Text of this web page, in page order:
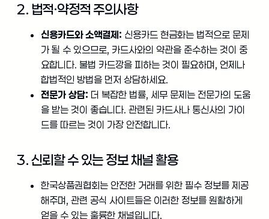
2. 법적·약정적 주의사항
신용카드와 소액결제: 신용카드 현금화는 법적으로 문제
가 될 수 있으므로, 카드사와의 약관을 준수하는 것이 중
요합니다. 불법 카드깡을 피하는 것이 필요하며, 언제나
합법적인 방법을 먼저 상담하세요.
전문가 상담: 더 복잡한 법률, 세무 문제는 전문가의 도움
을 받는 것이 좋습니다. 관련된 카드사나 통신사의 가이
드를 따르는 것이 가장 안전합니다.
3. 신뢰할 수 있는 정보 채널 활용
한국상품권협회는 안전한 거래를 위한 필수 정보를 제공
해주며, 관련 공식 사이트들은 이러한 정보를 원활하게
얻을 수 있는 훌륭한 채널입니다.